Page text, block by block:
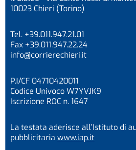
10023 Chieri (Torino)
Tel. +39.011.947.21.01
Fax +39.011.947.22.24
info@corrierechieri.it
P.I/CF 04710420011
Codice Univoco W7YVJK9
Iscrizione ROC n. 1647
La testata aderisce all’Istituto di
pubblicitariawww.iap.it